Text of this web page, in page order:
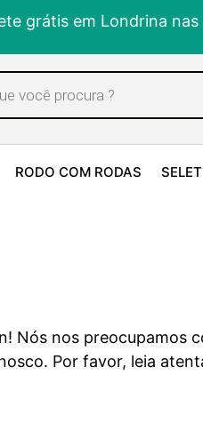
grátis em Londrina
RODO COM RODAS
Nós nos
Por favor, leia